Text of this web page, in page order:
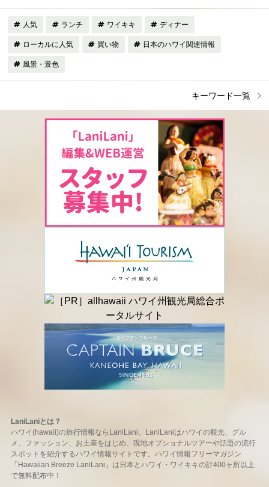
人気 ランチ ワイキキ ディナー
ローカルに人気 買い物 日本のハワイ関連情報
風景・景色
キーワード一覧
LaniLaniとは？
ハワイ(hawaii)の旅行情報ならLaniLani。LaniLaniはハワイの観光、グル
メ、ファッション、お土産をはじめ、現地オプショナルツアーや話題の流行
スポットを紹介するハワイ情報サイトです。ハワイ情報フリーマガジン
「Hawaiian Breeze LaniLani」は日本とハワイ・ワイキキの計400ヶ所以上
で無料配布中！